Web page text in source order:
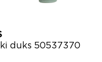
duks 50537370